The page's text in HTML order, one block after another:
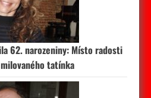
62. narozeniny: Místo radosti
tatínka